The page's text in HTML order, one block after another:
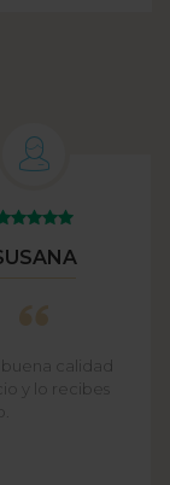
buena calidad
y lo recibes